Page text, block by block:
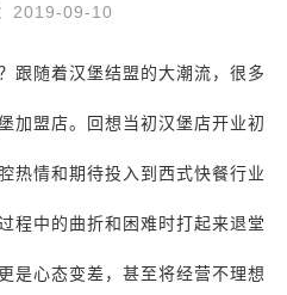
2019-09-10
跟随着汉堡结盟的大潮流，很多
加盟店。回想当初汉堡店开业初
热情和期待投入到西式快餐行业
程中的曲折和困难时打起来退堂
是心态变差，甚至将经营不理想